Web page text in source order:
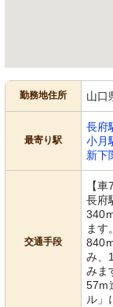
勤務地住所 山口
最寄り駅
長府
小月
新下
交通手段
【車
長府
ます。
み、
みま
57m
ル」